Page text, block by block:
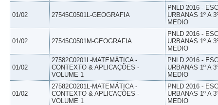
01/02 27545C0501L-GEOGRAFIA
PNLD 2016 -
URBANAS 1º A
MEDIO
01/02 27545C0501M-GEOGRAFIA
PNLD 2016 -
URBANAS 1º A
MEDIO
01/02
27582C0201L-MATEMÁTICA -
CONTEXTO & APLICAÇÕES -
VOLUME 1
PNLD 2016 -
URBANAS 1º A
MEDIO
01/02
27582C0201L-MATEMÁTICA -
CONTEXTO & APLICAÇÕES -
VOLUME 1
PNLD 2016 -
URBANAS 1º A
MEDIO